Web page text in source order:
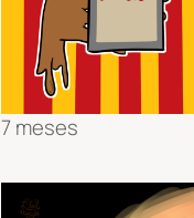
7 meses